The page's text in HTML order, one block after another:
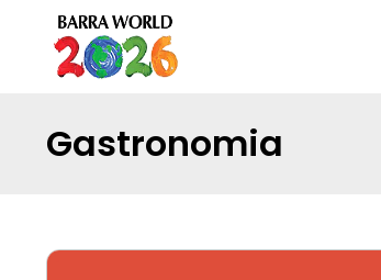
Gastronomia